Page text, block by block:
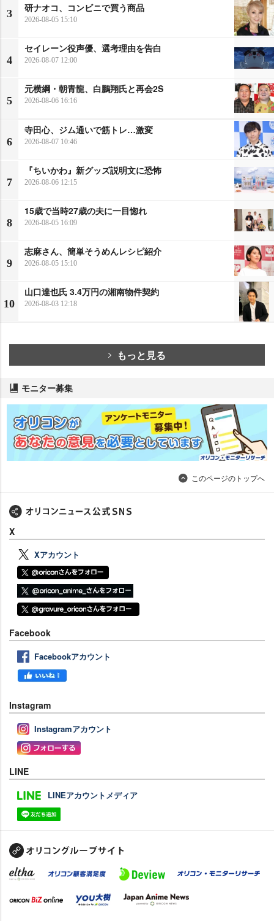
3
研ナオコ、コンビニで買う商品
2026-08-05 15:10
4
セイレーン役声優、選考理由を告白
2026-08-07 12:00
5
元横綱・朝青龍、白鵬翔氏と再会2S
2026-08-06 16:16
6
寺田心、ジム通いで筋トレ…激変
2026-08-07 10:46
7
『ちいかわ』新グッズ説明文に恐怖
2026-08-06 12:15
8
15歳で当時27歳の夫に一目惚れ
2026-08-05 16:09
9
志麻さん、簡単そうめんレシピ紹介
2026-08-05 15:10
10
山口達也氏 3.4万円の湘南物件契約
2026-08-03 12:18
もっと見る
モニター募集
このページのトップへ
X
Xアカウント
Facebook
Facebookアカウント
Instagram
Instagramアカウント
LINE
LINEアカウントメディア